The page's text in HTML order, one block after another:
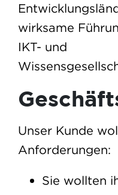
wirksame
IKT- und
Unser Kunde
Anforderungen:
Sie wollten